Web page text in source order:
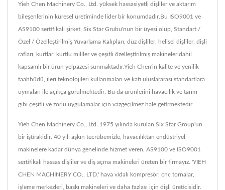
Yieh Chen Machinery Co., Ltd. yüksek hassasiyetli dişliler ve aktarım
bileşenlerinin küresel üretiminde lider bir konumdadır.Bu ISO9001 ve
AS9100 sertifikalı şirket, Six Star Grubu'nun bir üyesi olup, Standart /
Özel / Özelleştirilmiş Yuvarlama Kalıpları, düz dişliler, helisel dişliler, dişli
rafları, kurtlar, kurtlu milller ve çeşitli özelleştirilmiş makineler dahil
kapsamlı bir ürün yelpazesi sunmaktadır.Yieh Chen'in kalite ve yenilik
taahhüdü, ileri teknolojileri kullanmaları ve katı uluslararası standartlara
uymaları ile açıkça görülmektedir. Bu da ürünlerini havacılık ve tarım
gibi çeşitli ve zorlu uygulamalar için vazgeçilmez hale getirmektedir.
Yieh Chen Machinery Co., Ltd. 1975 yılında kurulan Six Star Group'un
bir iştirakidir. 40 yılı aşkın tecrübemizle, havacılıktan endüstriyel
makinelere kadar dünya genelinde hizmet veren, AS9100 ve ISO9001
sertifikalı hassas dişliler ve diş açma makineleri üreten bir firmayız. 'YIEH
CHEN MACHINERY CO., LTD.' hava vidalı kompresör, cnc tornalar,
işleme merkezleri, baskı makineleri ve daha fazlası için dişli üreticisidir.